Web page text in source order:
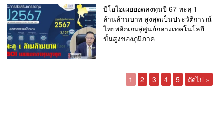
บีโอไอเผยยอดลงทุนปี 67 ทะลุ 1
ล้านล้านบาท สูงสุดเป็นประวัติการณ์
ไทยพลิกเกมสู่ศูนย์กลางเทคโนโลยี
ขั้นสูงของภูมิภาค
1 2 3 4 5 ถัดไป »